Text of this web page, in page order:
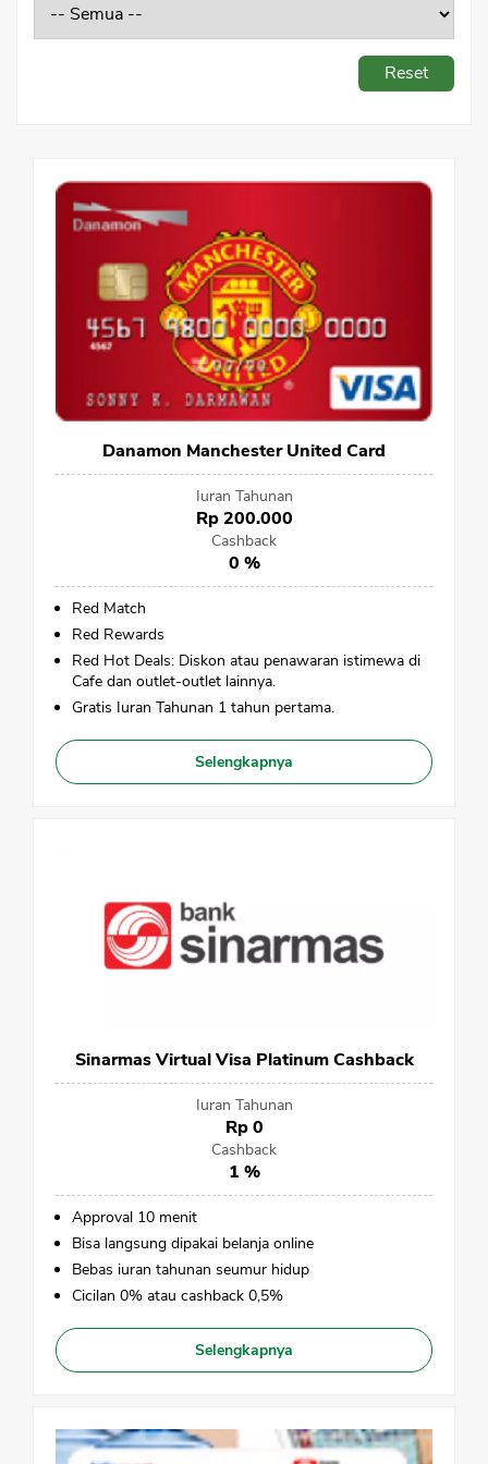
Sekuritas Saham
Exchange
Asuransi
Asuransi Jiwa
Asuransi Kesehatan
Asuransi Syariah
Reset
Danamon Manchester United Card
Iuran Tahunan
Rp 200.000
Cashback
0 %
Red Match
Red Rewards
Red Hot Deals: Diskon atau penawaran istimewa di
Cafe dan outlet-outlet lainnya.
Gratis Iuran Tahunan 1 tahun pertama.
Selengkapnya
Sinarmas Virtual Visa Platinum Cashback
Iuran Tahunan
Rp 0
Cashback
1 %
Approval 10 menit
Bisa langsung dipakai belanja online
Bebas iuran tahunan seumur hidup
Cicilan 0% atau cashback 0,5%
Selengkapnya